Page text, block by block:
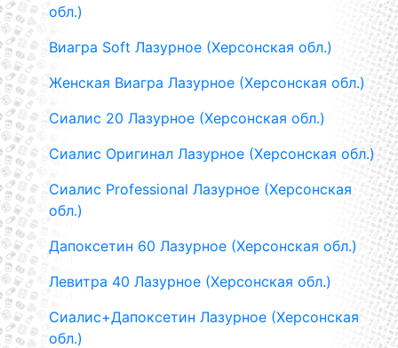
обл.)
Виагра Soft Лазурное (Херсонская обл.)
Женская Виагра Лазурное (Херсонская обл.)
Сиалис 20 Лазурное (Херсонская обл.)
Сиалис Оригинал Лазурное (Херсонская обл.)
Сиалис Professional Лазурное (Херсонская
обл.)
Дапоксетин 60 Лазурное (Херсонская обл.)
Левитра 40 Лазурное (Херсонская обл.)
Сиалис+Дапоксетин Лазурное (Херсонская
обл.)